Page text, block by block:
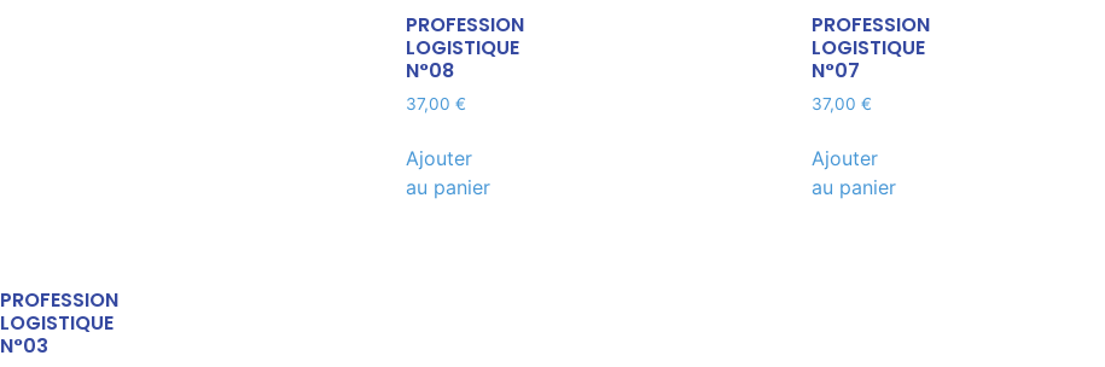
PROFESSION
LOGISTIQUE
N°08
37,00 €
Ajouter
au panier
PROFESSION
LOGISTIQUE
N°07
37,00 €
Ajouter
au panier
PROFESSION
LOGISTIQUE
N°03